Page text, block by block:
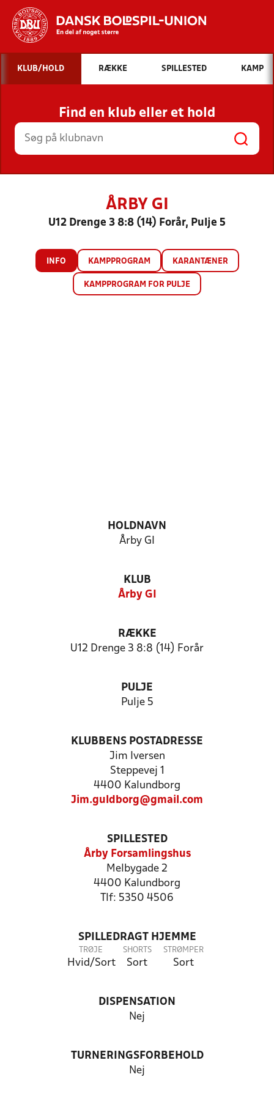
Hvad vil du søge efter?
INDHOLD OG NYHEDER
STILLINGER, RESULTATER, KLUBBER OG
HOLD
KLUB/HOLD RÆKKE SPILLESTED KAMP
Find en klub eller et hold
ÅRBY GI
U12 Drenge 3 8:8 (14) Forår, Pulje 5
INFO KAMPPROGRAM KARANTÆNER
KAMPPROGRAM FOR PULJE
HOLDNAVN
Årby GI
KLUB
Årby GI
RÆKKE
U12 Drenge 3 8:8 (14) Forår
PULJE
Pulje 5
KLUBBENS POSTADRESSE
Jim Iversen
Steppevej 1
4400 Kalundborg
Jim.guldborg@gmail.com
SPILLESTED
Årby Forsamlingshus
Melbygade 2
4400 Kalundborg
Tlf: 5350 4506
SPILLEDRAGT HJEMME
TRØJE
Hvid/Sort
SHORTS
Sort
STRØMPER
Sort
DISPENSATION
Nej
TURNERINGSFORBEHOLD
Nej